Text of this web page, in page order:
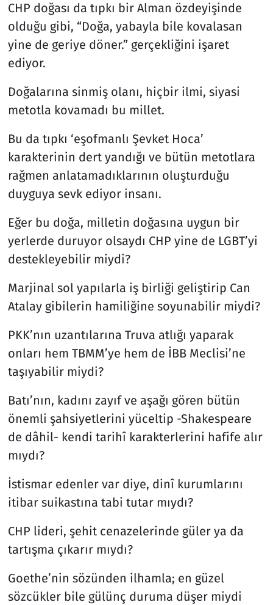
CHP doğası da tıpkı bir Alman özdeyişinde
olduğu gibi, “Doğa, yabayla bile kovalasan
yine de geriye döner.” gerçekliğini işaret
ediyor.
Doğalarına sinmiş olanı, hiçbir ilmi, siyasi
metotla kovamadı bu millet.
Bu da tıpkı ‘eşofmanlı Şevket Hoca’
karakterinin dert yandığı ve bütün metotlara
rağmen anlatamadıklarının oluşturduğu
duyguya sevk ediyor insanı.
Eğer bu doğa, milletin doğasına uygun bir
yerlerde duruyor olsaydı CHP yine de LGBT’yi
destekleyebilir miydi?
Marjinal sol yapılarla iş birliği geliştirip Can
Atalay gibilerin hamiliğine soyunabilir miydi?
PKK’nın uzantılarına Truva atlığı yaparak
onları hem TBMM’ye hem de İBB Meclisi’ne
taşıyabilir miydi?
Batı’nın, kadını zayıf ve aşağı gören bütün
önemli şahsiyetlerini yüceltip -Shakespeare
de dâhil- kendi tarihî karakterlerini hafife alır
mıydı?
İstismar edenler var diye, dinî kurumlarını
itibar suikastına tabi tutar mıydı?
CHP lideri, şehit cenazelerinde güler ya da
tartışma çıkarır mıydı?
Goethe’nin sözünden ilhamla; en güzel
sözcükler bile gülünç duruma düşer miydi
Teknoloji ve Bilim
Televizyon